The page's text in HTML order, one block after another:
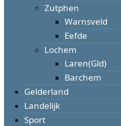
Zutphen
Warnsveld
Eefde
Lochem
Laren(Gld)
Barchem
Gelderland
Landelijk
Sport